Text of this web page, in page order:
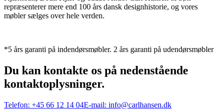
repræsenterer mere end 100 års dansk designhistorie, og vores
møbler sælges over hele verden.
*5 års garanti på indendørsmøbler. 2 års garanti på udendørsmøbler
Du kan kontakte os på nedenstående
kontaktoplysninger.
Telefon: +45 66 12 14 04E-mail: info@carlhansen.dk